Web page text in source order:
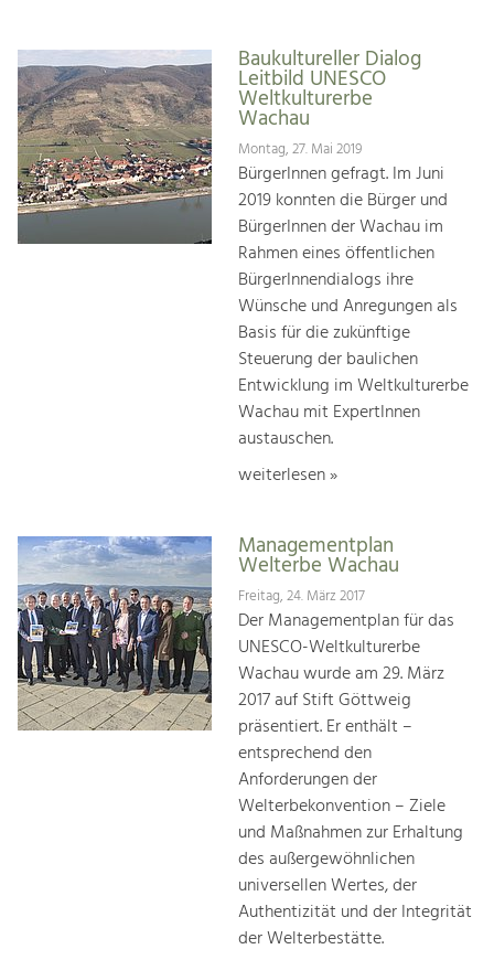
Baukultureller Dialog
Leitbild UNESCO
Weltkulturerbe
Wachau
Montag, 27. Mai 2019
BürgerInnen gefragt. Im Juni
2019 konnten die Bürger und
BürgerInnen der Wachau im
Rahmen eines öffentlichen
BürgerInnendialogs ihre
Wünsche und Anregungen als
Basis für die zukünftige
Steuerung der baulichen
Entwicklung im Weltkulturerbe
Wachau mit ExpertInnen
austauschen.
weiterlesen »
Managementplan
Welterbe Wachau
Freitag, 24. März 2017
Der Managementplan für das
UNESCO-Weltkulturerbe
Wachau wurde am 29. März
2017 auf Stift Göttweig
präsentiert. Er enthält –
entsprechend den
Anforderungen der
Welterbekonvention – Ziele
und Maßnahmen zur Erhaltung
des außergewöhnlichen
universellen Wertes, der
Authentizität und der Integrität
der Welterbestätte.